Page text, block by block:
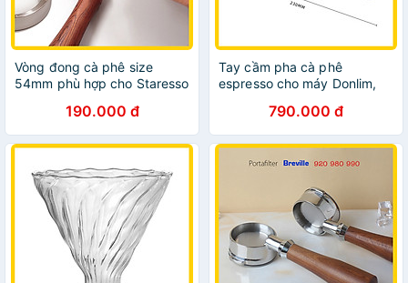
Vòng đong cà phê size
54mm phù hợp cho Staresso
190.000 đ
Tay cầm pha cà phê
espresso cho máy Donlim,
KCB| Portafilter size 51mm
forespresso machine
790.000 đ